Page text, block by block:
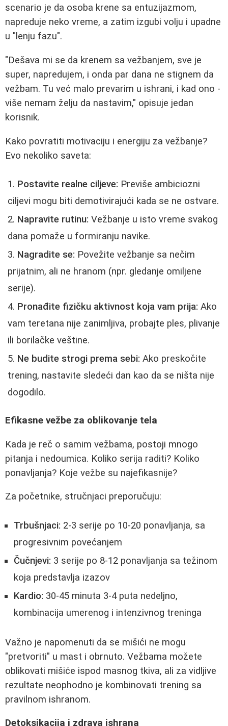
scenario je da osoba krene sa entuzijazmom,
napreduje neko vreme, a zatim izgubi volju i upadne
u "lenju fazu".
"Dešava mi se da krenem sa vežbanjem, sve je
super, napredujem, i onda par dana ne stignem da
vežbam. Tu već malo prevarim u ishrani, i kad ono -
više nemam želju da nastavim," opisuje jedan
korisnik.
Kako povratiti motivaciju i energiju za vežbanje?
Evo nekoliko saveta:
Postavite realne ciljeve: Previše ambiciozni
ciljevi mogu biti demotivirajući kada se ne ostvare.
Napravite rutinu: Vežbanje u isto vreme svakog
dana pomaže u formiranju navike.
Nagradite se: Povežite vežbanje sa nečim
prijatnim, ali ne hranom (npr. gledanje omiljene
serije).
Pronađite fizičku aktivnost koja vam prija: Ako
vam teretana nije zanimljiva, probajte ples, plivanje
ili borilačke veštine.
Ne budite strogi prema sebi: Ako preskočite
trening, nastavite sledeći dan kao da se ništa nije
dogodilo.
Efikasne vežbe za oblikovanje tela
Kada je reč o samim vežbama, postoji mnogo
pitanja i nedoumica. Koliko serija raditi? Koliko
ponavljanja? Koje vežbe su najefikasnije?
Za početnike, stručnjaci preporučuju:
Trbušnjaci: 2-3 serije po 10-20 ponavljanja, sa
progresivnim povećanjem
Čučnjevi: 3 serije po 8-12 ponavljanja sa težinom
koja predstavlja izazov
Kardio: 30-45 minuta 3-4 puta nedeljno,
kombinacija umerenog i intenzivnog treninga
Važno je napomenuti da se mišići ne mogu
"pretvoriti" u mast i obrnuto. Vežbama možete
oblikovati mišiće ispod masnog tkiva, ali za vidljive
rezultate neophodno je kombinovati trening sa
pravilnom ishranom.
Detoksikacija i zdrava ishrana